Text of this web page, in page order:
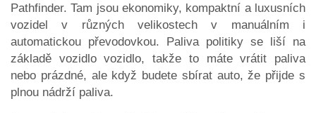
Pathfinder. Tam jsou ekonomiky, kompaktní a luxusních
vozidel v různých velikostech v manuálním i
automatickou převodovkou. Paliva politiky se liší na
základě vozidlo vozidlo, takže to máte vrátit paliva
nebo prázdné, ale když budete sbírat auto, že přijde s
plnou nádrží paliva.